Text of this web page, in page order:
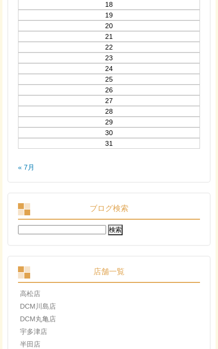
18
19
20
21
22
23
24
25
26
27
28
29
30
31
« 7月
ブログ検索
検
索:
店舗一覧
高松店
DCM川島店
DCM丸亀店
宇多津店
半田店